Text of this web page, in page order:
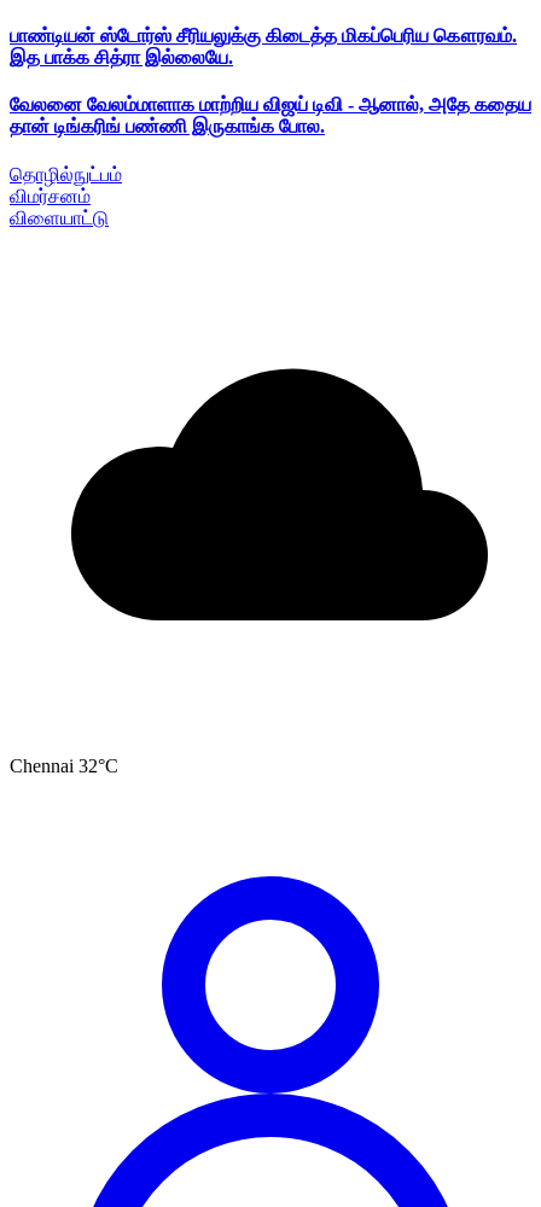
பாண்டியன் ஸ்டோர்ஸ் சீரியலுக்கு கிடைத்த மிகப்பெரிய கௌரவம்.
இத பாக்க சித்ரா இல்லையே.
வேலனை வேலம்மாளாக மாற்றிய விஜய் டிவி - ஆனால், அதே கதைய
தான் டிங்கரிங் பண்ணி இருகாங்க போல.
தொழில்நுட்பம்
விமர்சனம்
விளையாட்டு
Chennai 32°C